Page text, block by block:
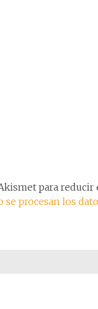
para reducir
se procesan los